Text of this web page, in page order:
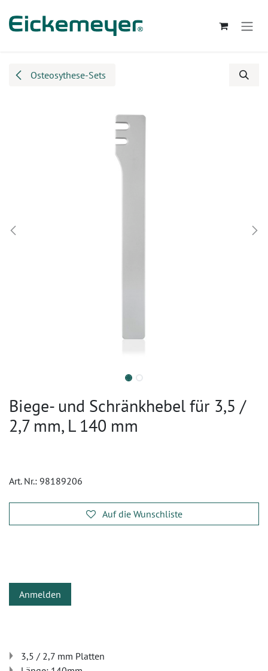
Osteosythese-Sets
Biege- und Schränkhebel für 3,5 /
2,7 mm, L 140 mm
Art. Nr.: 98189206
Auf die Wunschliste
Anmelden
3,5 / 2,7 mm Platten